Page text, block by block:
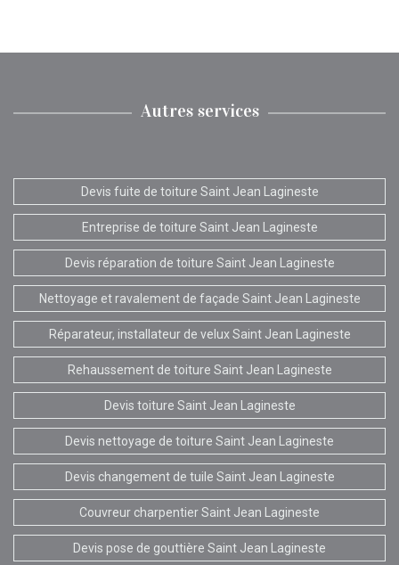
Autres services
Devis fuite de toiture Saint Jean Lagineste
Entreprise de toiture Saint Jean Lagineste
Devis réparation de toiture Saint Jean Lagineste
Nettoyage et ravalement de façade Saint Jean Lagineste
Réparateur, installateur de velux Saint Jean Lagineste
Rehaussement de toiture Saint Jean Lagineste
Devis toiture Saint Jean Lagineste
Devis nettoyage de toiture Saint Jean Lagineste
Devis changement de tuile Saint Jean Lagineste
Couvreur charpentier Saint Jean Lagineste
Devis pose de gouttière Saint Jean Lagineste